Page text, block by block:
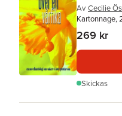
Av Cecilie
Kartonnage,
269 kr
Skickas